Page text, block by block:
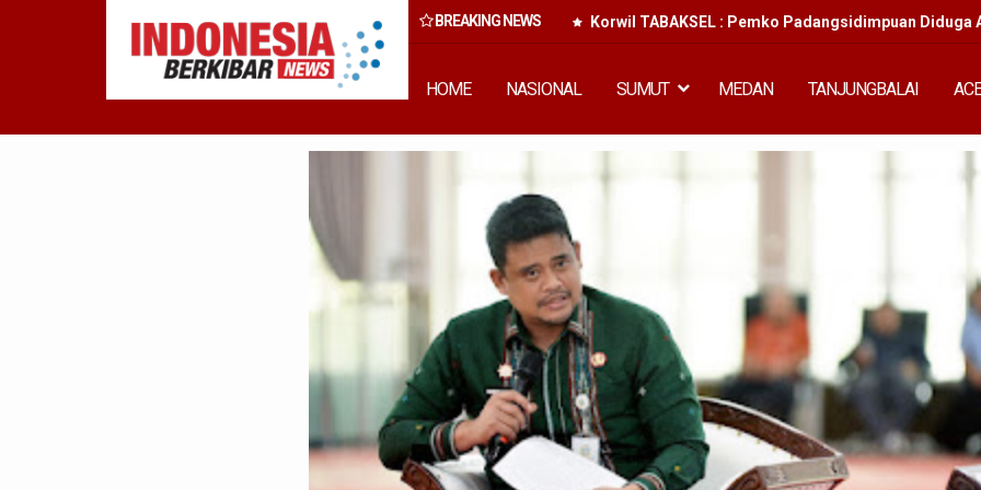
BREAKING NEWS
Capai Rp50 Miliar Korwil TABAKSEL : Pemko Padangsidimpuan
HOME NASIONAL SUMUT MEDAN TANJUNGBALAI